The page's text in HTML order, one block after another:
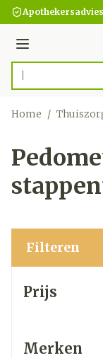
Ga naar de inhoud
Apothekersadvies
Menu
Product, merk,
Home /
Filteren
Prijs
Merken